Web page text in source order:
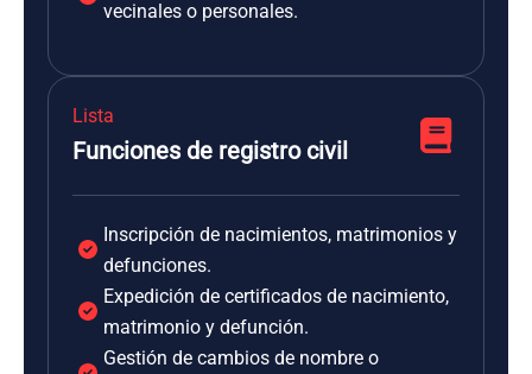
vecinales o personales.
Lista
Funciones de registro civil
Inscripción de nacimientos, matrimonios y
defunciones.
Expedición de certificados de nacimiento,
matrimonio y defunción.
Gestión de cambios de nombre o